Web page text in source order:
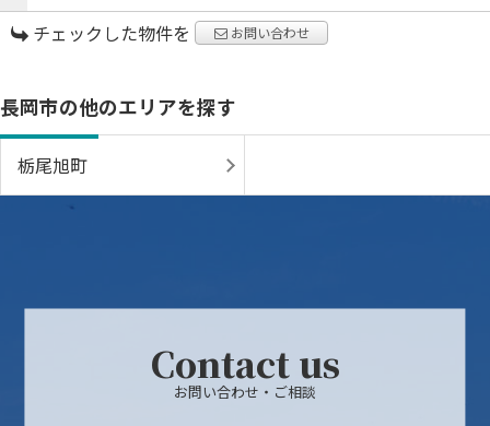
チェックした物件を お問い合わせ
長岡市の他のエリアを探す
栃尾旭町
Contact us
お問い合わせ・ご相談